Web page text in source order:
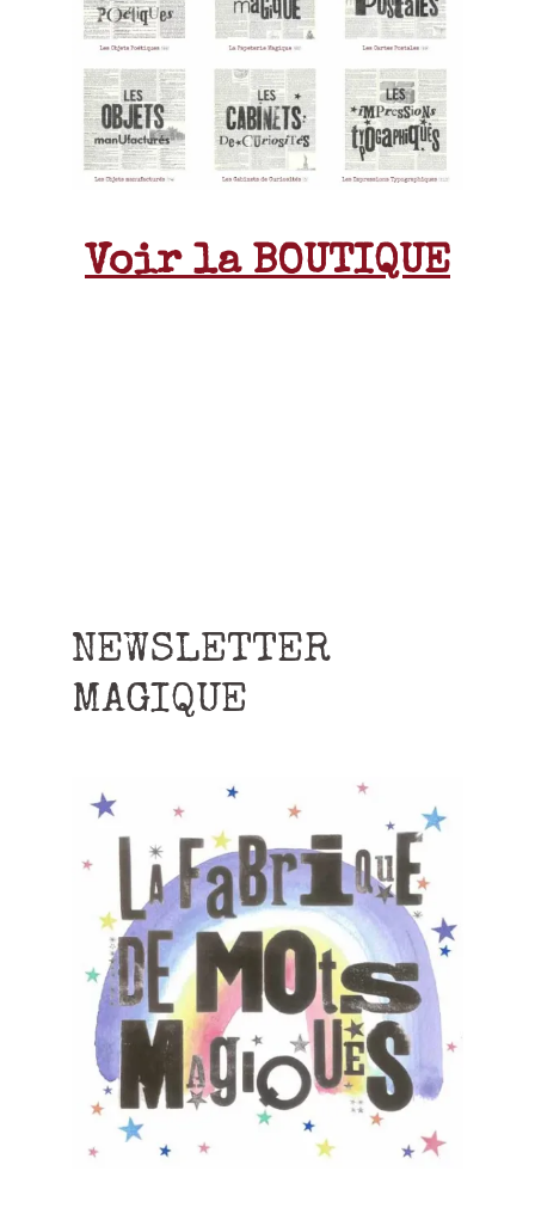
Voir la BOUTIQUE
NEWSLETTER
MAGIQUE